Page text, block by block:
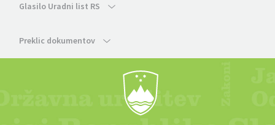
Glasilo Uradni list RS
Preklic dokumentov